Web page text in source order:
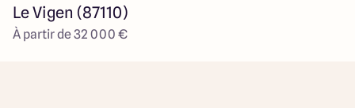
Le Vigen (87110)
À partir de 32 000 €